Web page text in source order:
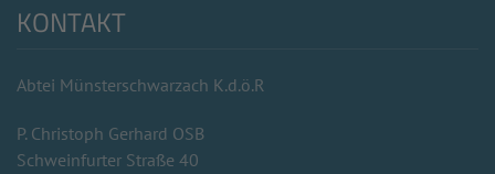
KONTAKT
Abtei Münsterschwarzach K.d.ö.R
P. Christoph Gerhard OSB
Schweinfurter Straße 40